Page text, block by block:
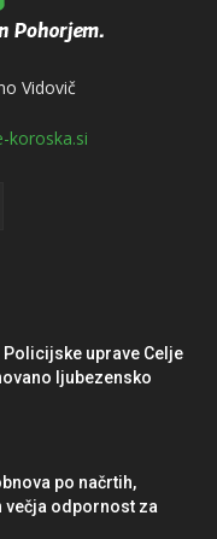
Vidovič
koroska.si
uprave Celje
ljubezensko
po načrtih,
večja odpornost za